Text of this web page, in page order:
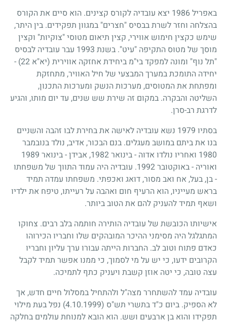
באפריל 1986 יצא עובדיה לקורס קצינים. הוא סיים את הקורס
בהצלחה וחזר לשרת בבסיס "חצרים" במגוון תפקידים. בין היתר,
שימש כקצין חימוש אווירי, קצין תיאום מטוסי "צוקיות" וקצין
מוסך של מטוס התקיפה "עיט". בשנת 1993 עבר עובדיה לבסיס
"תל נוף" ומונה למפקד בי"מ ביחידת אחזקה אווירית (יא"א 22) -
יחידה התומכת במערך המבצעי של חיל האוויר, מתחזקת
ומפתחת את המטוסים, מערכות הנשק ומערכות התכנון,
השליטה והבקרה. במקום זה שירת שש שנים, עד יום מותו, והגיע
לדרגת רב-סרן.
בסתיו 1979 נשא עובדיה לאישה את בחירת לבו זהבה והשניים
בנו את ביתם במושב מעגלים. בנם הבכור, אדיב, נולד בנובמבר
1980 ואחריו נולדו אדוה - בינואר 1982, אבידן - בינואר 1989
ואוריה - באוקטובר 1992. עובדיה היה עמוד התווך של משפחתו
- בן, בעל, אח ואב מסור, דואג ואכפתי. משפחתו עמדה תמיד
בראש מעייניו, הוא הרעיף חום ואהבה על רעייתו, טיפח את ילדיו
ושאף תמיד להעניק להם את הטוב ביותר.
אישיותו הכובשת של עובדיה הותירה חותמה בלב רבים. צחוקו
המתגלגל היה מסימני ההיכר המובהקים שלו וחבריו הכירוהו
כאדם פתוח וטוב לב. החברות הייתה עבורו ערך עליון וחבריו
הקרובים ידעו, כי יש על מי לסמוך, כי ממנו אפשר תמיד לקבל
עצה טובה, כי יטה אוזן קשבת ויעניק כתף לתמיכה.
עובדיה עמד להשתחרר מצה"ל ולהתחיל במסלול חיים חדש, אך
לא הספיק. ביום כ"ד בתשרי תש"ס (4.10.1999) נפל בעת מילוי
תפקידו והוא בן ארבעים ושש. הוא הובא למנוחת עולמים בחלקה